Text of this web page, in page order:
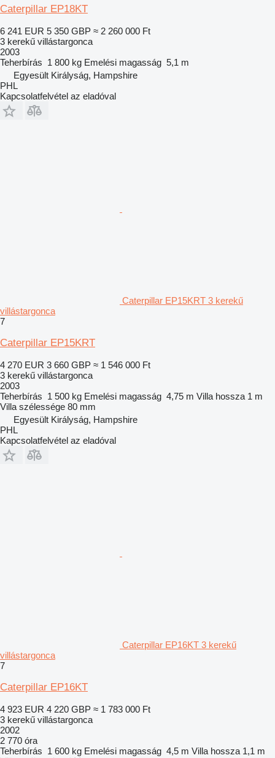
Caterpillar EP18KT
6 241 EUR 5 350 GBP ≈ 2 260 000 Ft
3 kerekű villástargonca
2003
Teherbírás 1 800 kg Emelési magasság 5,1 m
Egyesült Királyság, Hampshire
PHL
Kapcsolatfelvétel az eladóval
Caterpillar EP15KRT 3 kerekű
villástargonca
7
Caterpillar EP15KRT
4 270 EUR 3 660 GBP ≈ 1 546 000 Ft
3 kerekű villástargonca
2003
Teherbírás 1 500 kg Emelési magasság 4,75 m Villa hossza 1 m
Villa szélessége 80 mm
Egyesült Királyság, Hampshire
PHL
Kapcsolatfelvétel az eladóval
Caterpillar EP16KT 3 kerekű
villástargonca
7
Caterpillar EP16KT
4 923 EUR 4 220 GBP ≈ 1 783 000 Ft
3 kerekű villástargonca
2002
2 770 óra
Teherbírás 1 600 kg Emelési magasság 4,5 m Villa hossza 1,1 m